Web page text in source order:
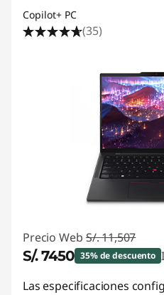
Copilot+ PC
(35)
Precio Web S/. 11,507
S/. 7450 35% de descuento
Ahorros instantáneos :
Las especificaciones